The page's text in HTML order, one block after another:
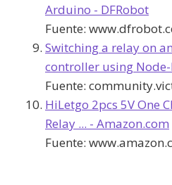
Arduino - DFRobot
Fuente:
Switching a relay on
controller using Node-
Fuente:
HiLetgo 2pcs 5V One
Relay ... - Amazon.com
Fuente: